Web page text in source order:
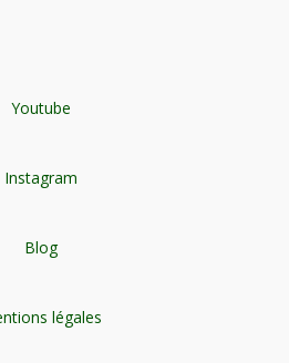
Youtube
Instagram
Blog
légales